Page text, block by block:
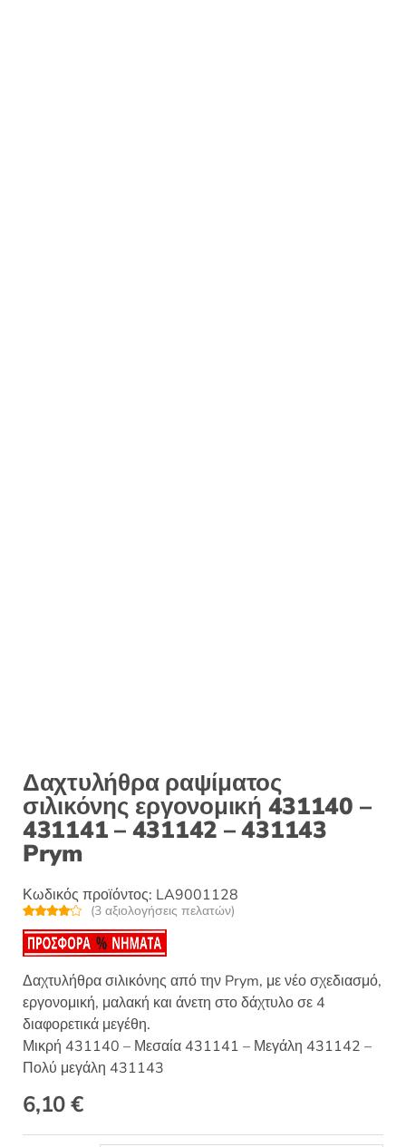
Δαχτυλήθρα ραψίματος
σιλικόνης εργονομική 431140 –
431141 – 431142 – 431143
Prym
Κωδικός προϊόντος: LA9001128
Βαθμολο
γήθηκε με
4.00από
5 με βάση
3
ίες
πελάτη
(3 αξιολογήσεις πελατών)
Δαχτυλήθρα σιλικόνης από την Prym, με νέο σχεδιασμό,
εργονομική, μαλακή και άνετη στο δάχτυλο σε 4
διαφορετικά μεγέθη.
Μικρή 431140 – Μεσαία 431141 – Μεγάλη 431142 –
Πολύ μεγάλη 431143
6,10€